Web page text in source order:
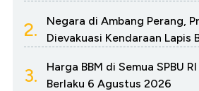
2.
Negara di Ambang Perang,
Dievakuasi Kendaraan Lapis
3.
Harga BBM di Semua SPBU
Berlaku 6 Agustus 2026